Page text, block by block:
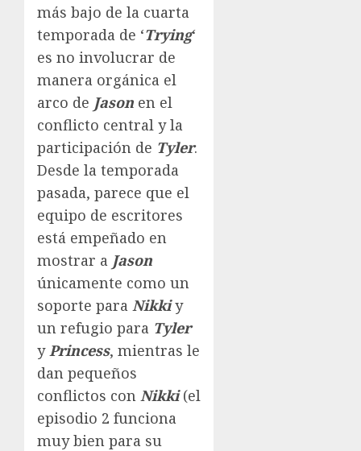
más bajo de la cuarta
temporada de ‘Trying‘
es no involucrar de
manera orgánica el
arco de Jason en el
conflicto central y la
participación de Tyler.
Desde la temporada
pasada, parece que el
equipo de escritores
está empeñado en
mostrar a Jason
únicamente como un
soporte para Nikkiy
un refugio para Tyler
yPrincess, mientras le
dan pequeños
conflictos con Nikki(el
episodio 2 funciona
muy bien para su